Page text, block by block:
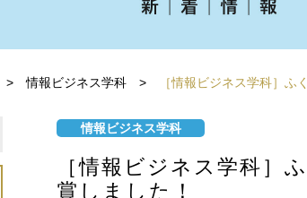
>情報ビジネス学科 > ［情報ビジネス学科］ふ
情報ビジネス学科
［情報ビジネス学科］
賞しました！